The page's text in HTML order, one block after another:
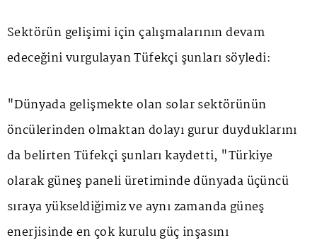
Sektörün gelişimi için çalışmalarının devam
edeceğini vurgulayan Tüfekçi şunları söyledi:
"Dünyada gelişmekte olan solar sektörünün
öncülerinden olmaktan dolayı gurur duyduklarını
da belirten Tüfekçi şunları kaydetti, "Türkiye
olarak güneş paneli üretiminde dünyada üçüncü
sıraya yükseldiğimiz ve aynı zamanda güneş
enerjisinde en çok kurulu güç inşasını